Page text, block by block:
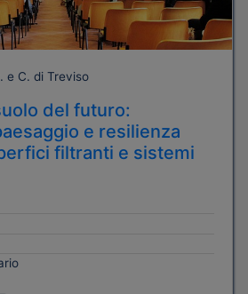
e C. di Treviso
del futuro:
e resilienza
filtranti e sistemi